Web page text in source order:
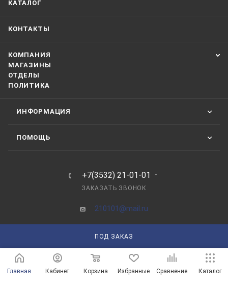
ПОД ЗАКАЗ
КАТАЛОГ
КОНТАКТЫ
КОМПАНИЯ
МАГАЗИНЫ
ОТДЕЛЫ
ПОЛИТИКА
ИНФОРМАЦИЯ
ПОМОЩЬ
+7(3532) 21-01-01
ЗАКАЗАТЬ ЗВОНОК
210101@mail.ru
Главная Кабинет Корзина Избранные Сравнение Каталог